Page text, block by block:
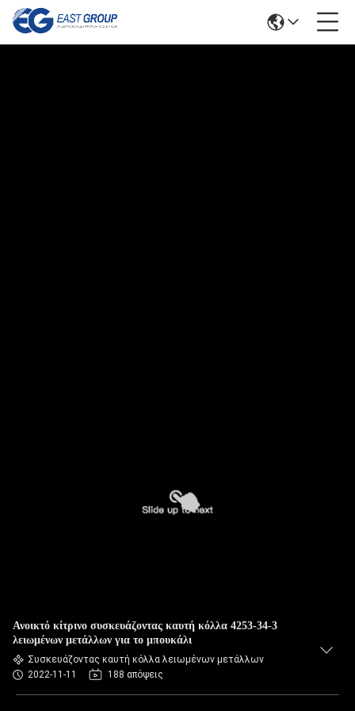
Ανοικτό κίτρινο συσκευάζοντας καυτή κόλλα 4253-34-3
λειωμένων μετάλλων για το μπουκάλι
Συσκευάζοντας καυτή κόλλα λειωμένων μετάλλων
2022-11-11
188 απόψεις